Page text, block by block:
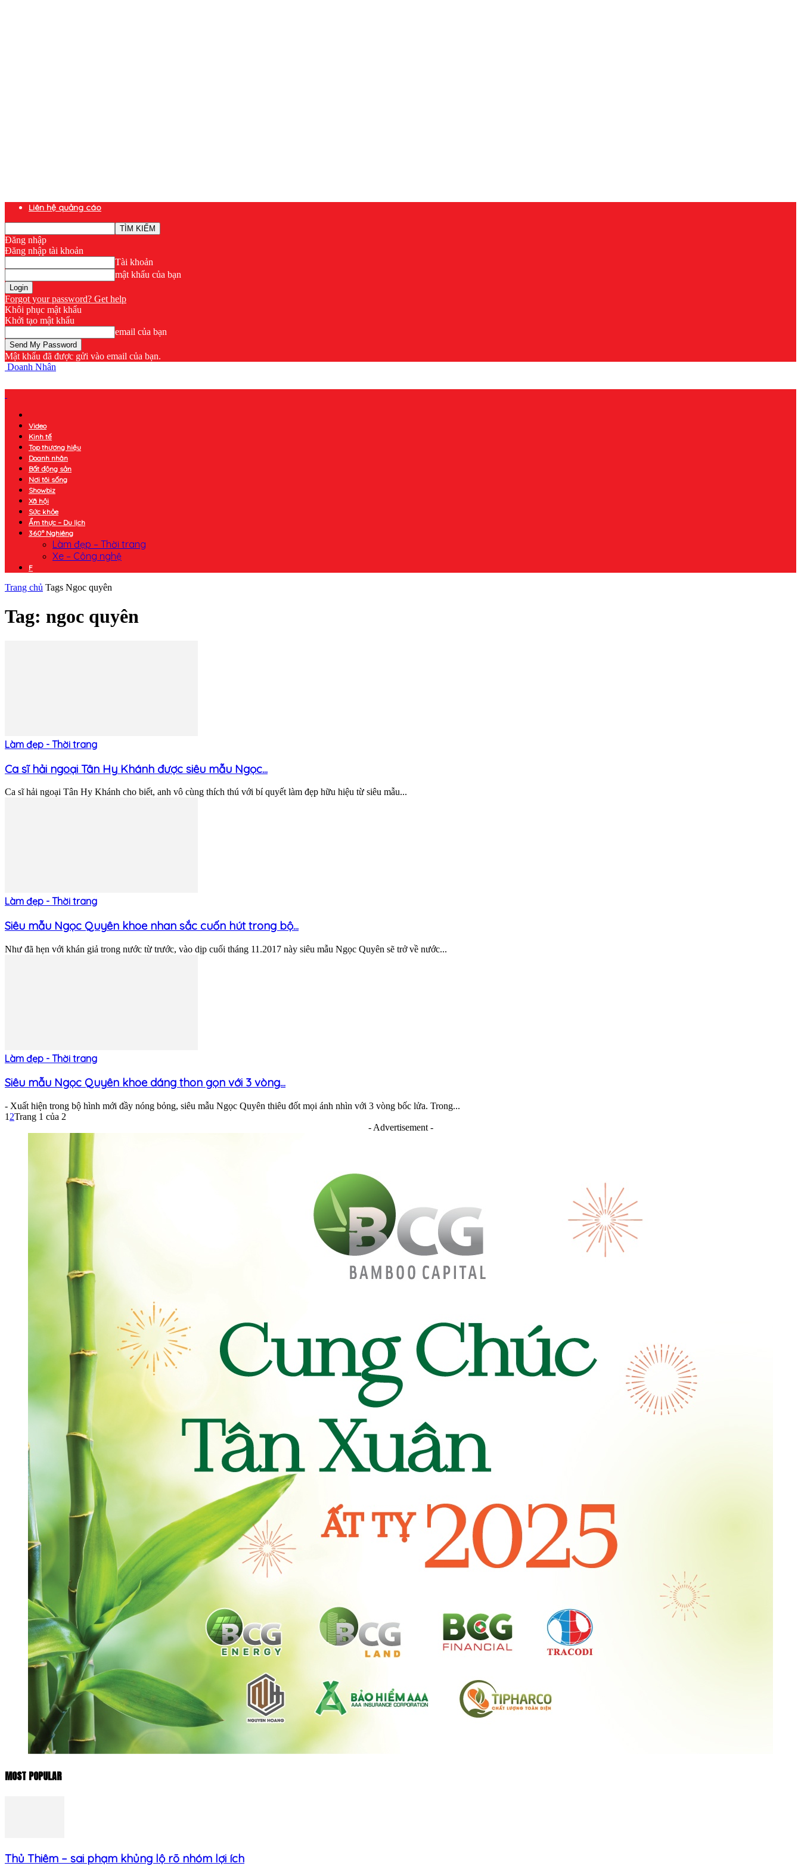
Liên hệ quảng cáo
Đăng nhập
Đăng nhập tài khoản
Tài khoản
mật khẩu của bạn
Forgot your password? Get help
Khôi phục mật khẩu
Khởi tạo mật khẩu
email của bạn
Mật khẩu đã được gửi vào email của bạn.
Doanh Nhân
Video
Kinh tế
Top thương hiệu
Doanh nhân
Bất động sản
Nơi tôi sống
Showbiz
Xã hội
Sức khỏe
Ẩm thực – Du lịch
360° Nghiêng
Làm đẹp – Thời trang
Xe – Công nghệ
F
Trang chủ Tags Ngoc quyên
Tag: ngoc quyên
Làm đẹp - Thời trang
Ca sĩ hải ngoại Tân Hy Khánh được siêu mẫu Ngọc...
Ca sĩ hải ngoại Tân Hy Khánh cho biết, anh vô cùng thích thú với bí quyết làm đẹp hữu hiệu từ siêu mẫu...
Làm đẹp - Thời trang
Siêu mẫu Ngọc Quyên khoe nhan sắc cuốn hút trong bộ...
Như đã hẹn với khán giả trong nước từ trước, vào dịp cuối tháng 11.2017 này siêu mẫu Ngọc Quyên sẽ trở về nước...
Làm đẹp - Thời trang
Siêu mẫu Ngọc Quyên khoe dáng thon gọn với 3 vòng...
- Xuất hiện trong bộ hình mới đầy nóng bỏng, siêu mẫu Ngọc Quyên thiêu đốt mọi ánh nhìn với 3 vòng bốc lửa. Trong...
1 2Trang 1 của 2
- Advertisement -
MOST POPULAR
Thủ Thiêm – sai phạm khủng lộ rõ nhóm lợi ích